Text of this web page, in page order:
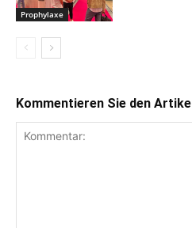
Prophylaxe
Kommentieren Sie den Artikel